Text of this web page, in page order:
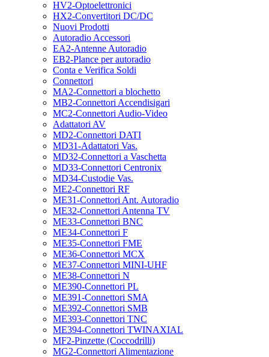
HV2-Optoelettronici
HX2-Convertitori DC/DC
Nuovi Prodotti
Autoradio Accessori
EA2-Antenne Autoradio
EB2-Plance per autoradio
Conta e Verifica Soldi
Connettori
MA2-Connettori a blochetto
MB2-Connettori Accendisigari
MC2-Connettori Audio-Video
Adattatori AV
MD2-Connettori DATI
MD31-Adattatori Vas.
MD32-Connettori a Vaschetta
MD33-Connettori Centronix
MD34-Custodie Vas.
ME2-Connettori RF
ME31-Connettori Ant. Autoradio
ME32-Connettori Antenna TV
ME33-Connettori BNC
ME34-Connettori F
ME35-Connettori FME
ME36-Connettori MCX
ME37-Connettori MINI-UHF
ME38-Connettori N
ME390-Connettori PL
ME391-Connettori SMA
ME392-Connettori SMB
ME393-Connettori TNC
ME394-Connettori TWINAXIAL
MF2-Pinzette (Coccodrilli)
MG2-Connettori Alimentazione